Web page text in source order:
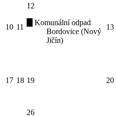
10 11
12
Komunální odpad
Bordovice (Nový
Jičín)
13
17 18 19 20
26